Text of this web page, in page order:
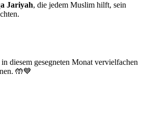
Jariyah, die jedem Muslim hilft, sein
diesem gesegneten Monat vervielfachen
🤲💙